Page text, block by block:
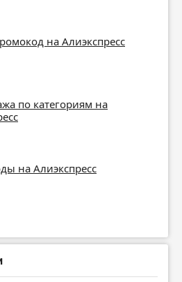
на Алиэкспресс
по категориям на
на Алиэкспресс